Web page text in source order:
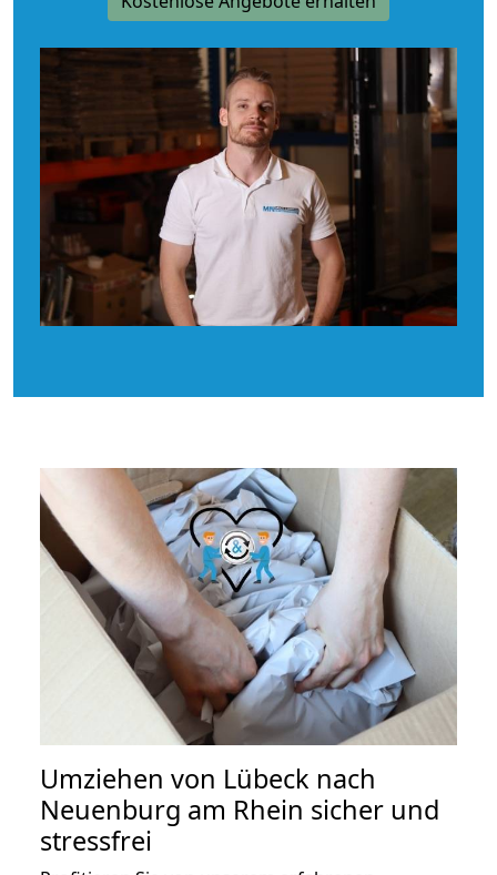
Umziehen von Lübeck nach
Neuenburg am Rhein sicher und
stressfrei